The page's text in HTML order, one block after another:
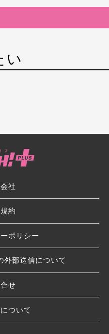
い
社
約
ポリシー
外部送信について
せ
ついて